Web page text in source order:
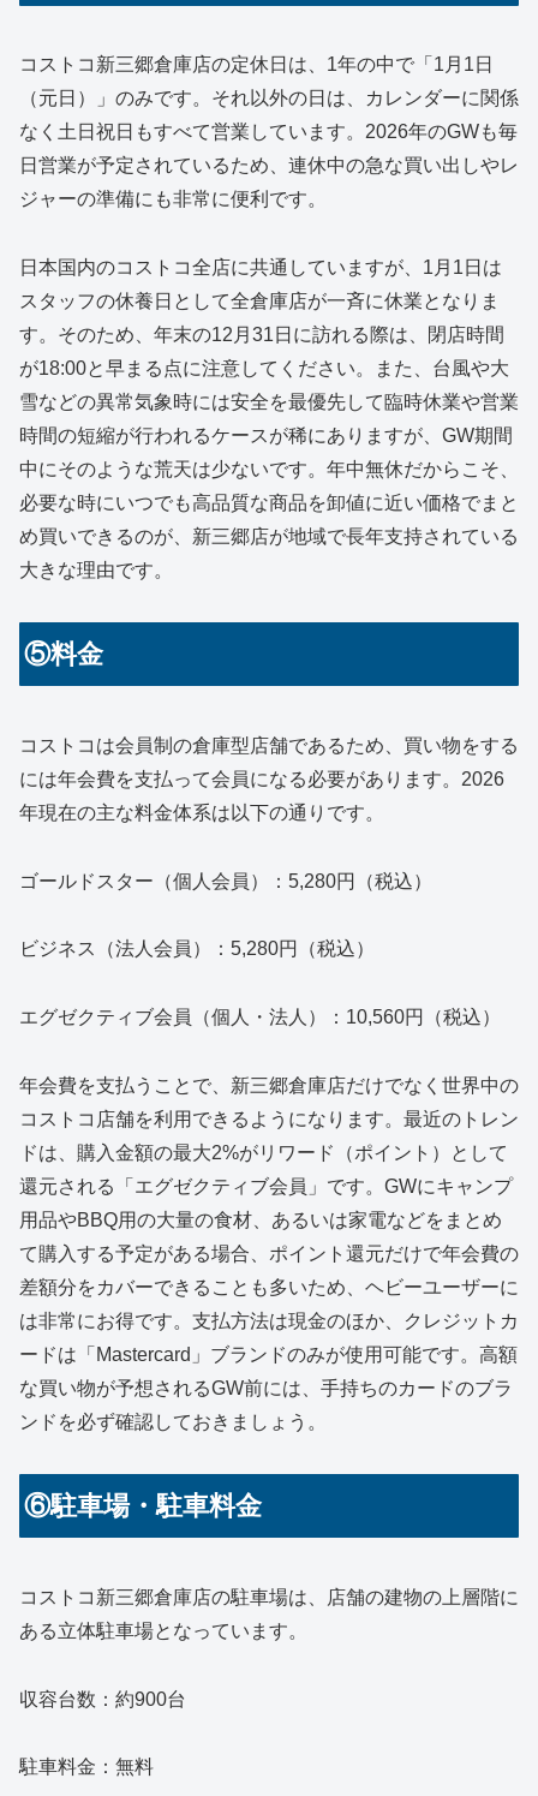
コストコ新三郷倉庫店の定休日は、1年の中で「1月1日
（元日）」のみです。それ以外の日は、カレンダーに関係
なく土日祝日もすべて営業しています。2026年のGWも毎
日営業が予定されているため、連休中の急な買い出しやレ
ジャーの準備にも非常に便利です。
日本国内のコストコ全店に共通していますが、1月1日は
スタッフの休養日として全倉庫店が一斉に休業となりま
す。そのため、年末の12月31日に訪れる際は、閉店時間
が18:00と早まる点に注意してください。また、台風や大
雪などの異常気象時には安全を最優先して臨時休業や営業
時間の短縮が行われるケースが稀にありますが、GW期間
中にそのような荒天は少ないです。年中無休だからこそ、
必要な時にいつでも高品質な商品を卸値に近い価格でまと
め買いできるのが、新三郷店が地域で長年支持されている
大きな理由です。
⑤料金
コストコは会員制の倉庫型店舗であるため、買い物をする
には年会費を支払って会員になる必要があります。2026
年現在の主な料金体系は以下の通りです。
ゴールドスター（個人会員）：5,280円（税込）
ビジネス（法人会員）：5,280円（税込）
エグゼクティブ会員（個人・法人）：10,560円（税込）
年会費を支払うことで、新三郷倉庫店だけでなく世界中の
コストコ店舗を利用できるようになります。最近のトレン
ドは、購入金額の最大2%がリワード（ポイント）として
還元される「エグゼクティブ会員」です。GWにキャンプ
用品やBBQ用の大量の食材、あるいは家電などをまとめ
て購入する予定がある場合、ポイント還元だけで年会費の
差額分をカバーできることも多いため、ヘビーユーザーに
は非常にお得です。支払方法は現金のほか、クレジットカ
ードは「Mastercard」ブランドのみが使用可能です。高額
な買い物が予想されるGW前には、手持ちのカードのブラ
ンドを必ず確認しておきましょう。
⑥駐車場・駐車料金
コストコ新三郷倉庫店の駐車場は、店舗の建物の上層階に
ある立体駐車場となっています。
収容台数：約900台
駐車料金：無料